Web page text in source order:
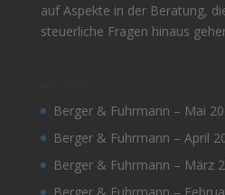
auf Aspekte in der Beratung,
steuerliche Fragen hinaus
Berger & Fuhrmann – Mai
Berger & Fuhrmann – April
Berger & Fuhrmann – März